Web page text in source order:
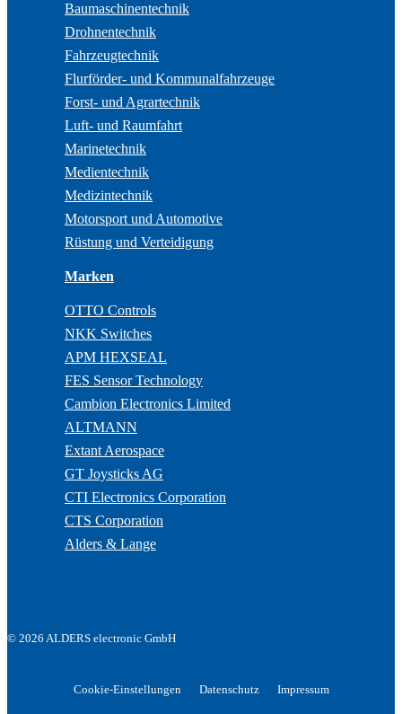
Baumaschinentechnik
Drohnentechnik
Fahrzeugtechnik
Flurförder- und Kommunalfahrzeuge
Forst- und Agrartechnik
Luft- und Raumfahrt
Marinetechnik
Medientechnik
Medizintechnik
Motorsport und Automotive
Rüstung und Verteidigung
Marken
OTTO Controls
NKK Switches
APM HEXSEAL
FES Sensor Technology
Cambion Electronics Limited
ALTMANN
Extant Aerospace
GT Joysticks AG
CTI Electronics Corporation
CTS Corporation
Alders & Lange
© 2026 ALDERS electronic GmbH
Cookie-Einstellungen Datenschutz Impressum